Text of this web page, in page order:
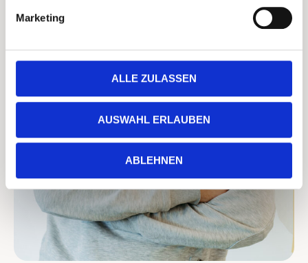
Marketing
ALLE ZULASSEN
AUSWAHL ERLAUBEN
ABLEHNEN